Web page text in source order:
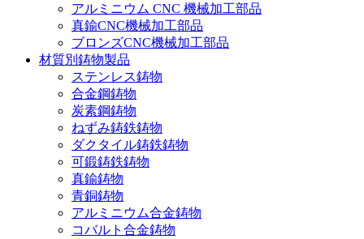
アルミニウム CNC 機械加工部品
真鍮CNC機械加工部品
ブロンズCNC機械加工部品
材質別鋳物製品
ステンレス鋳物
合金鋼鋳物
炭素鋼鋳物
ねずみ鋳鉄鋳物
ダクタイル鋳鉄鋳物
可鍛鋳鉄鋳物
真鍮鋳物
青銅鋳物
アルミニウム合金鋳物
コバルト合金鋳物